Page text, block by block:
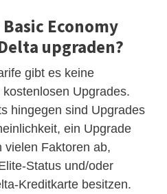
Economy
upgraden?
gibt es keine
Upgrades.
hingegen sind Upgrades
ein Upgrade
vielen Faktoren ab,
Status und/oder
Kreditkarte besitzen.